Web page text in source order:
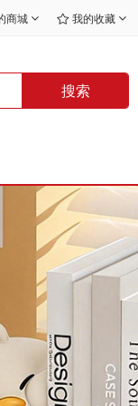
商城 我的收藏
搜索